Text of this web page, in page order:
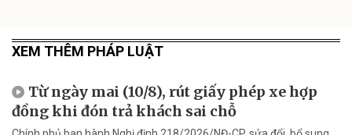
XEM THÊM PHÁP LUẬT
Từ ngày mai (10/8), rút giấy phép xe hợp
đồng khi đón trả khách sai chỗ